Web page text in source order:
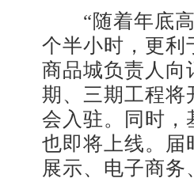
“随着年底高
个半小时，更利
商品城负责人向
期、三期工程将
会入驻。同时，
也即将上线。届
展示、电子商